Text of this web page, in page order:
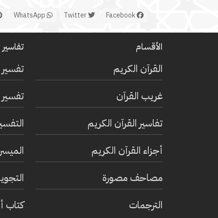
Facebook
Twitter
الأقسام
القرآن الكريم
غريب القرآن
تفاسير القرآن الكريم
أجزاء القرآن الكريم
مصاحف مصورة
الترجمات
تفسير
كتاب